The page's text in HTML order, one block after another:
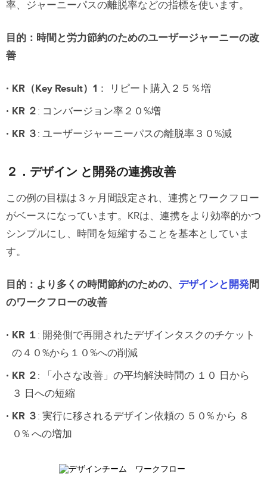
率、ジャーニーパスの離脱率などの指標を使います。
目的：時間と労力節約のためのユーザージャーニーの改
善
KR（Key Result）1 ： リピート購入２５％増
KR ２ : コンバージョン率２０%増
KR ３ : ユーザージャーニーパスの離脱率３０%減
２．デザイン と開発の連携改善
この例の目標は３ヶ月間設定され、連携とワークフロー
がベースになっています。KRは、連携をより効率的かつ
シンプルにし、時間を短縮することを基本としていま
す。
目的：より多くの時間節約のための、 デザインと開発間
のワークフローの改善
KR １ : 開発側で再開されたデザインタスクのチケット
の４０%から１０%への削減
KR ２ : 「小さな改善」の平均解決時間の １０ 日から
３ 日への短縮
KR ３ : 実行に移されるデザイン依頼の ５０% から ８
０% への増加